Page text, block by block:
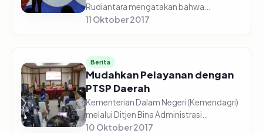
Rudiantara mengatakan bahwa
percepatan ekonomi Indonesia sudah
layanan, di...
11 Oktober 2017
Berita
Mudahkan Pelayanan dengan
PTSP Daerah
Kementerian Dalam Negeri (Kemendagri)
melalui Ditjen Bina Administrasi
Kewilayahan (Adwil) mendorong
10 Oktober 2017